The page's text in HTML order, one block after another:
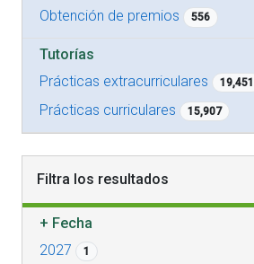
Obtención de premios 556
Tutorías
Prácticas extracurriculares
19,451
Prácticas curriculares 15,907
Filtra los resultados
+ Fecha
2027
1